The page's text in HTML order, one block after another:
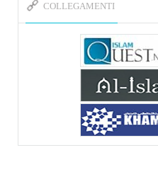
della figlia di un martire
https://www.youtube.com/
v=-5nPSxbf9l0&t=103s
Sheykh Abbas Di
Soleimani e Abu
https://youtu.be/
dallo Sheykh Abbas Di Palma in
COLLEGAMENTI